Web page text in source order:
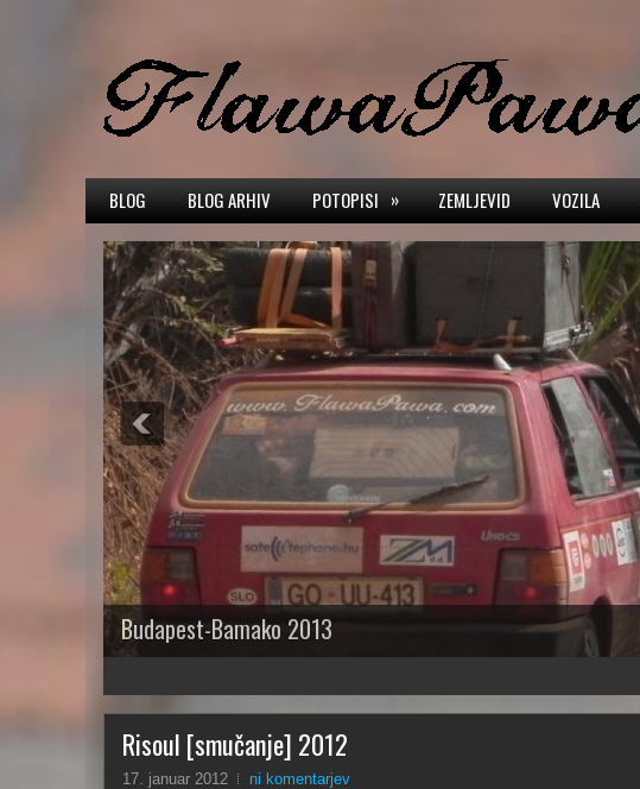
BLOG BLOG ARHIV POTOPISI » ZEMLJEVID VOZILA
Budapest-Bamako 2013
Risoul [smučanje] 2012
17. januar 2012 ni komentarjev